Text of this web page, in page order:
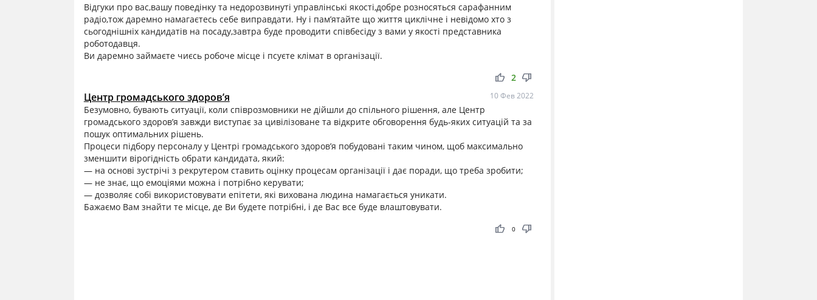
Відгуки про вас,вашу поведінку та недорозвинуті управлінські якості,добре розносяться сарафанним
радіо,тож даремно намагаєтесь себе виправдати. Ну і пам’ятайте що життя циклічне і невідомо хто з
сьогоднішніх кандидатів на посаду,завтра буде проводити співбесіду з вами у якості представника
роботодавця.
Ви даремно займаєте чиєсь робоче місце і псуєте клімат в організації.
thumb_up thumb_down
2
Центр громадського здоров’я 10 Фев 2022
Безумовно, бувають ситуації, коли співрозмовники не дійшли до спільного рішення, але Центр
громадського здоров’я завжди виступає за цивілізоване та відкрите обговорення будь-яких ситуацій та за
пошук оптимальних рішень.
Процеси підбору персоналу у Центрі громадського здоров’я побудовані таким чином, щоб максимально
зменшити вірогідність обрати кандидата, який:
— на основі зустрічі з рекрутером ставить оцінку процесам організації і дає поради, що треба зробити;
— не знає, що емоціями можна і потрібно керувати;
— дозволяє собі використовувати епітети, які вихована людина намагається уникати.
Бажаємо Вам знайти те місце, де Ви будете потрібні, і де Вас все буде влаштовувати.
thumb_up thumb_down
0